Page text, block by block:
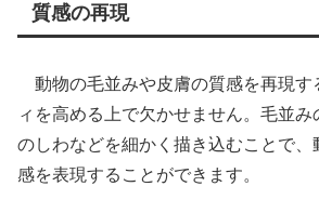
質感の再現
動物の毛並みや皮膚の質感を再現す
ィを高める上で欠かせません。毛並
のしわなどを細かく描き込むことで、
感を表現することができます。